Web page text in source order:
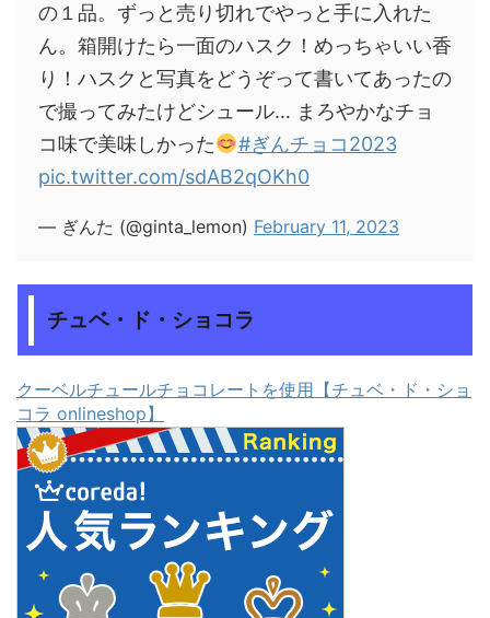
の１品。ずっと売り切れでやっと手に入れた
ん。箱開けたら一面のハスク！めっちゃいい香
り！ハスクと写真をどうぞって書いてあったの
で撮ってみたけどシュール… まろやかなチョ
コ味で美味しかった
#ぎんチョコ2023
pic.twitter.com/sdAB2qOKh0
— ぎんた (@ginta_lemon) February 11, 2023
チュベ・ド・ショコラ
クーベルチュールチョコレートを使用【チュベ・ド・ショ
コラ onlineshop】